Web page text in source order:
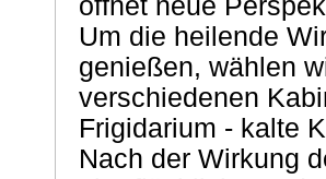
öffnet neue
Um die heilende
genießen, wählen
verschiedenen
Frigidarium - kalte
Nach der Wirkung